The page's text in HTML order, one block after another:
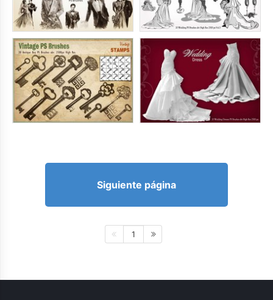
Siguiente página
1